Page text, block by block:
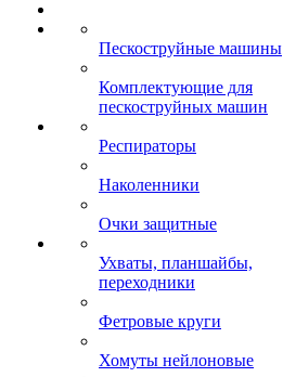
Пескоструйные машины
Комплектующие для
пескоструйных машин
Респираторы
Наколенники
Очки защитные
Ухваты, планшайбы,
переходники
Фетровые круги
Хомуты нейлоновые